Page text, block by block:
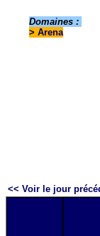
Domaines :
> Arena
<< Voir le jour